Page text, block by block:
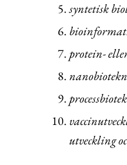
syntetisk
protein-
utveckling